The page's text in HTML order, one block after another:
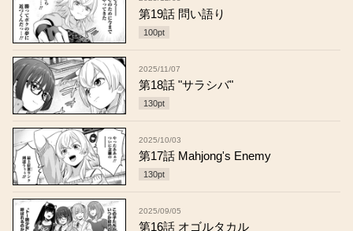
第19話 問い語り
100pt
2025/11/07
第18話 "サラシバ"
130pt
2025/10/03
第17話 Mahjong's Enemy
130pt
2025/09/05
第16話 オゴルタカル